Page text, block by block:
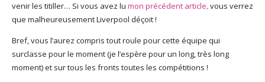
venir les titiller… Si vous avez lu mon précédent article,vous verrez
que malheureusement Liverpool déçoit !
Bref, vous l’aurez compris tout roule pour cette équipe qui
surclasse pour le moment (je l’espère pour un long, très long
moment) et sur tous les fronts toutes les compétitions !